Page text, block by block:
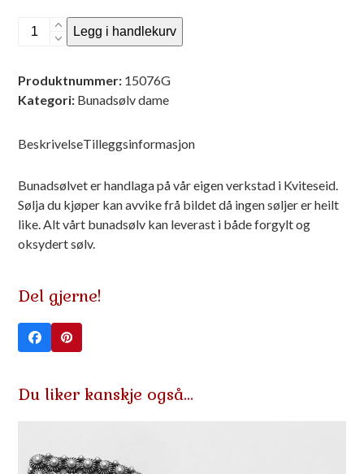
Trøyespenne
nr
5
Legg i handlekurv
Produktnummer: 15076G
Kategori: Bunadsølv dame
BeskrivelseTilleggsinformasjon
Bunadsølvet er handlaga på vår eigen verkstad i Kviteseid.
Sølja du kjøper kan avvike frå bildet då ingen søljer er heilt
like. Alt vårt bunadsølv kan leverast i både forgylt og
oksydert sølv.
Del gjerne!
Du liker kanskje også…